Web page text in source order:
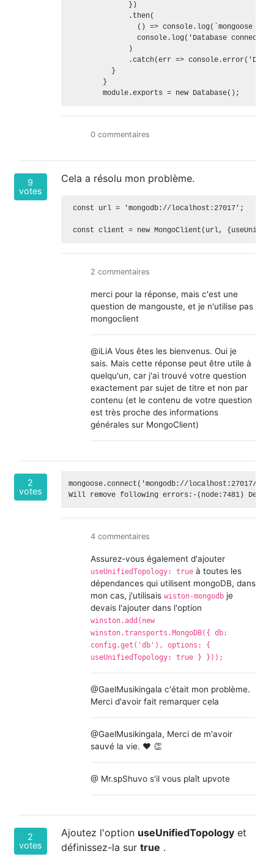
              })
              .then(
() => console.log(`mongoose
console.log('Database
              )
.catch(err =>
          }
        }
0 commentaires
9
votes
Cela a résolu mon problème.
const url = 'mongodb://localhost:27017';
2 commentaires
merci pour la réponse, mais c'est une
question de mangouste, et je n'utilise pas
mongoclient
@iLiA Vous êtes les bienvenus. Oui je
sais. Mais cette réponse peut être utile à
quelqu'un, car j'ai trouvé votre question
exactement par sujet de titre et non par
contenu (et le contenu de votre question
est très proche des informations
générales sur MongoClient)
2
votes
mongoose.connect('mongodb://localhost:27017/
Will remove following errors:-(node:7481)
4 commentaires
Assurez-vous également d'ajouter
useUnifiedTopology: trueà toutes les
dépendances qui utilisent mongoDB, dans
mon cas, j'utilisais wiston-mongodbje
devais l'ajouter dans l'option
winston.add(new
winston.transports.MongoDB({ db:
config.get('db'), options: {
useUnifiedTopology: true } }));
@GaelMusikingala c'était mon problème.
Merci d'avoir fait remarquer cela
@GaelMusikingala, Merci de m'avoir
sauvé la vie. ❤️ 👏
@ Mr.spShuvo s'il vous plaît upvote
2
votes
Ajoutez l'option useUnifiedTopologyet
définissez-la sur true .